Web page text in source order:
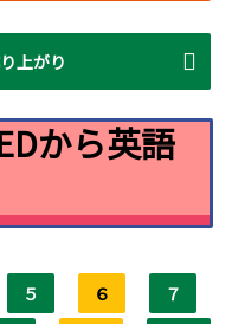
上がり
から英語
５ ６
７